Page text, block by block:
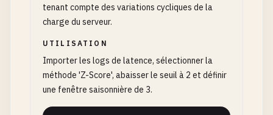
tenant compte des variations cycliques de la
charge du serveur.
UTILISATION
Importer les logs de latence, sélectionner la
méthode 'Z-Score', abaisser le seuil à 2 et définir
une fenêtre saisonnière de 3.